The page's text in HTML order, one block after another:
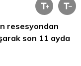
resesyondan
son 11 ayda